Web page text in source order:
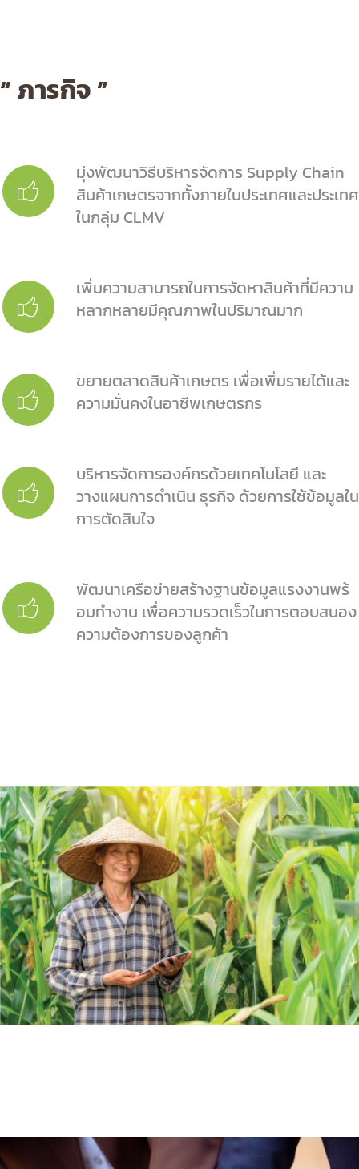
“ ภารกิจ ”
มุ่งพัฒนาวิธีบริหารจัดการ Supply Chain
สินค้าเกษตรจากทั้งภายในประเทศและประเทศ
ในกลุ่ม CLMV
เพิ่มความสามารถในการจัดหาสินค้าที่มีความ
หลากหลายมีคุณภาพในปริมาณมาก
ขยายตลาดสินค้าเกษตร เพื่อเพิ่มรายได้และ
ความมั่นคงในอาชีพเกษตรกร
บริหารจัดการองค์กรด้วยเทคโนโลยี และ
วางแผนการดําเนิน ธุรกิจ ด้วยการใช้ข้อมูลใน
การตัดสินใจ
พัฒนาเครือข่ายสร้างฐานข้อมูลแรงงานพร้
อมทํางาน เพื่อความรวดเร็วในการตอบสนอง
ความต้องการของลูกค้า